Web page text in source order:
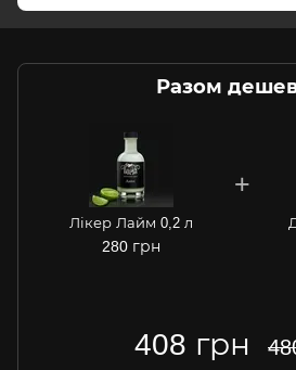
Разом
Лікер Лайм 0,2 л
280 грн
408 грн